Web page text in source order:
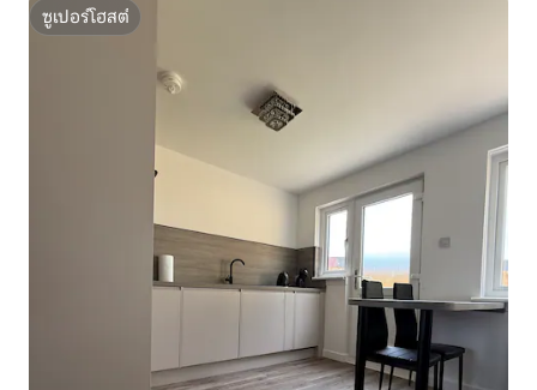
ซูเปอร์โฮสต์
ซูเปอร์โฮสต์